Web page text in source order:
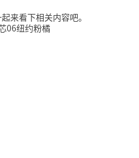
来看下相关内容吧。
06纽约粉橘